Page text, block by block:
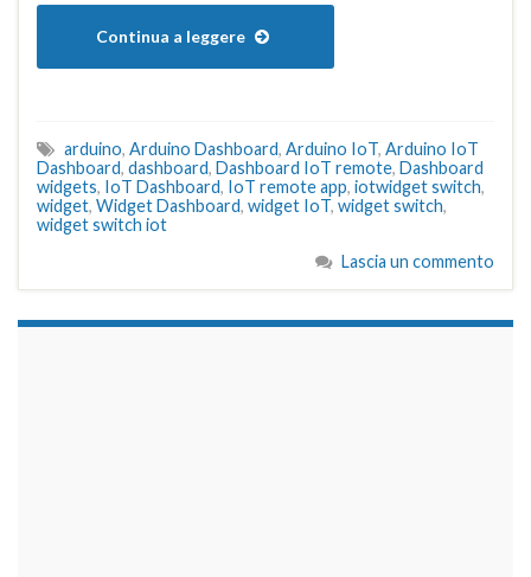
Continua a leggere
arduino, Arduino Dashboard, Arduino IoT, Arduino IoT
Dashboard, dashboard, Dashboard IoT remote, Dashboard
widgets, IoT Dashboard, IoT remote app, iotwidget switch,
widget, Widget Dashboard, widget IoT, widget switch,
widget switch iot
Lascia un commento